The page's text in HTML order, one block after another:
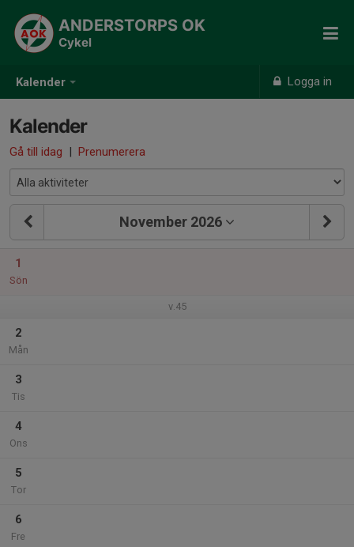
Kalender Logga in
ANDERSTORPS OK
Cykel
Kalender
Gå till idag | Prenumerera
November 2026
1
Sön
v.45
2
Mån
3
Tis
4
Ons
5
Tor
6
Fre